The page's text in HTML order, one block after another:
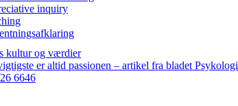
inquiry
kultur og værdier
er altid passionen – artikel fra bladet Psykologi
6646